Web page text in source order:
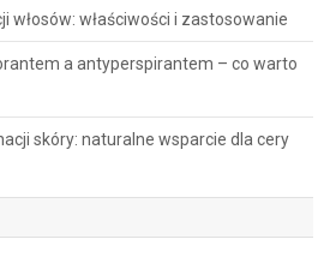
włosów: właściwości i zastosowanie
a antyperspirantem – co warto
skóry: naturalne wsparcie dla cery